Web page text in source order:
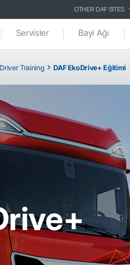
OTHER DAF SITES
Servisler Bayi Ağı
Training DAF EkoDrive+ Eğitimi